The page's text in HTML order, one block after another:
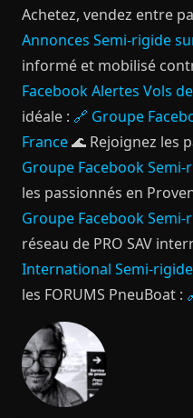
Achetez, vendez entre
Annonces Semi-rigide
informé et mobilisé
Facebook Alertes Vols
idéale : 🔗 Groupe
France🌊 Rejoignez les
Groupe Facebook
les passionnés en
Groupe Facebook Semi-
réseau de PRO SAV
International Semi-
les FORUMS PneuBoat :